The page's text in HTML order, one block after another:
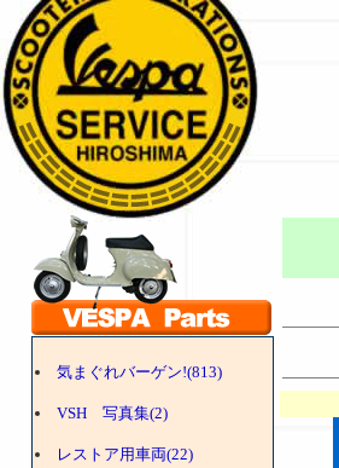
気まぐれバーゲン!(813)
VSH 写真集(2)
レストア用車両(22)